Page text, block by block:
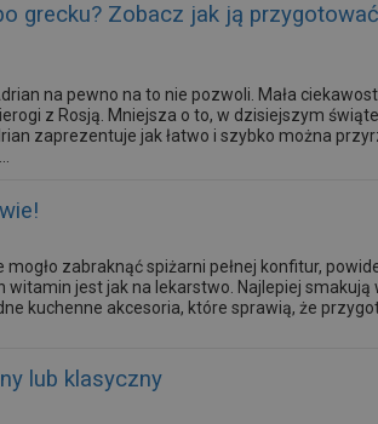
grecku? Zobacz jak ją
na pewno na to nie pozwoli. Mała
z Rosją. Mniejsza o to, w dzisiejszym
zaprezentuje jak łatwo i szybko można
zabraknąć spiżarni pełnej konfitur,
jest jak na lekarstwo. Najlepiej
kuchenne akcesoria, które sprawią, że
lub klasyczny